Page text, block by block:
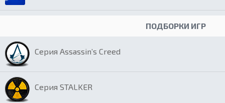
ПОДБОРКИ ИГР
Серия Assassin’s Creed
Серия STALKER